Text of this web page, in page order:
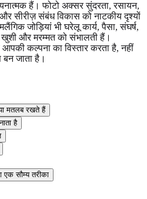
हैं। फोटो अक्सर सुंदरता, रसायन,
सीरीज़ संबंध विकास को नाटकीय दृश्यों
जोड़ियां भी घरेलू कार्य, पैसा, संघर्ष,
खुशी और मरम्मत को संभालती हैं।
आपकी कल्पना का विस्तार करता है, नहीं
जाता है।
मतलब रखते हैं
है
सौम्य तरीका